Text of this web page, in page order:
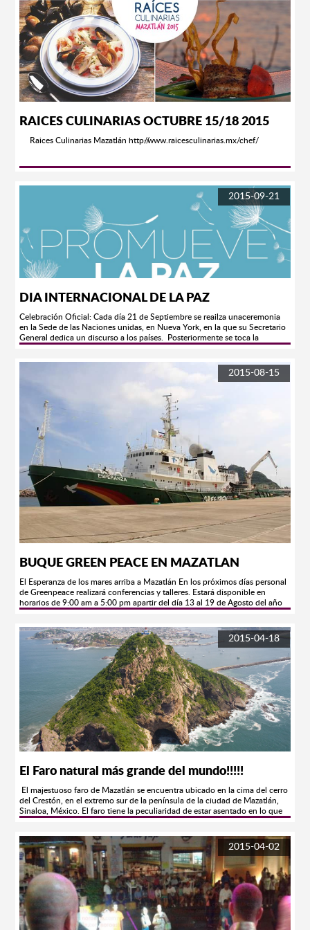
RAICES CULINARIAS OCTUBRE 15/18 2015
Raices Culinarias Mazatlán http://www.raicesculinarias.mx/chef/
2015-09-21
DIA INTERNACIONAL DE LA PAZ
Celebración Oficial: Cada día 21 de Septiembre se reailza unaceremonia
en la Sede de las Naciones unidas, en Nueva York, en la que su Secretario
General dedica un discurso a los países. Posteriormente se toca la
2015-08-15
BUQUE GREEN PEACE EN MAZATLAN
El Esperanza de los mares arriba a Mazatlán En los próximos días personal
de Greenpeace realizará conferencias y talleres. Estará disponible en
horarios de 9:00 am a 5:00 pm apartir del día 13 al 19 de Agosto del año
buque Esperanza. El barco insignia de la organización ecologista
Greenpeace fue amarrado ayer al muelle cerca del ferrie y a partir de hoy, a
las 12:00 horas, se abre a la visita de la ciudadanía en general. A la misma
hora se realizará una ceremonia de recepción por parte de las autoridades
marítimas y funcionarios municipales.
2015-04-18
El Faro natural más grande del mundo!!!!!
El majestuoso faro de Mazatlán se encuentra ubicado en la cima del cerro
del Crestón, en el extremo sur de la península de la ciudad de Mazatlán,
Sinaloa, México. El faro tiene la peculiaridad de estar asentado en lo que
imponente formación natural lo hace ser aun más espectacular. En el año
1821, la Ciudad de Mazatlán recibe por decreto de las Cortes de Cádiz su
certificación como el primer puerto de altura del Pacifico Mexicano.
Hecho de relevancia que le abre las puertas al comercio internacional. La
anterior decisión aunada al rápido crecimiento de los grandes consorcios
mineros y comerciales, trae como consecuencia que él trafico naviero se
intensificara. En esos tiempos era bastante común que cada año llegaran al
puerto mas de 60 navíos provenientes de Europa y del lejano Oriente,
cargados con diferentes tipos de mercancía. Barcos que después de varios
2015-04-02